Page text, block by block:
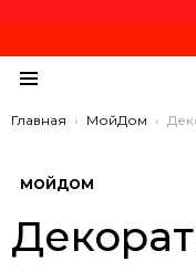
Вы здесь:
Главная МойДом Декоративное
МОЙДОМ